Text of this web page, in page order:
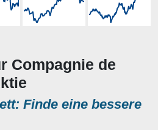
Compagnie de
Finde eine bessere